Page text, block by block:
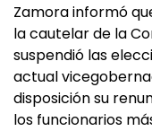
Zamora informó
la cautelar de la
suspendió las
actual
disposición su
los funcionarios